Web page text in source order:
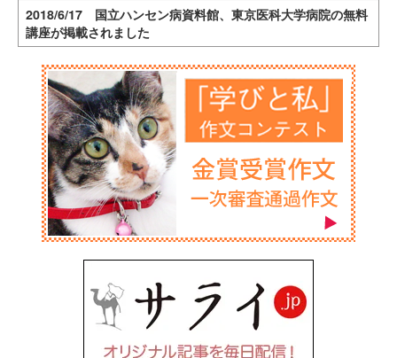
2018/6/17 国立ハンセン病資料館、東京医科大学病院の無料
講座が掲載されました